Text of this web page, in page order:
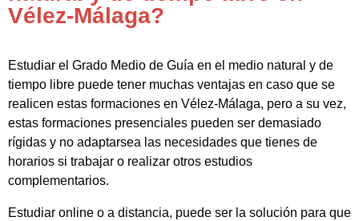
Vélez-Málaga?
Estudiar el Grado Medio de Guía en el medio natural y de
tiempo libre puede tener muchas ventajas en caso que se
realicen estas formaciones en Vélez-Málaga, pero a su vez,
estas formaciones presenciales pueden ser demasiado
rígidas y no adaptarsea las necesidades que tienes de
horarios si trabajar o realizar otros estudios
complementarios.
Estudiar online o a distancia, puede ser la solución para que